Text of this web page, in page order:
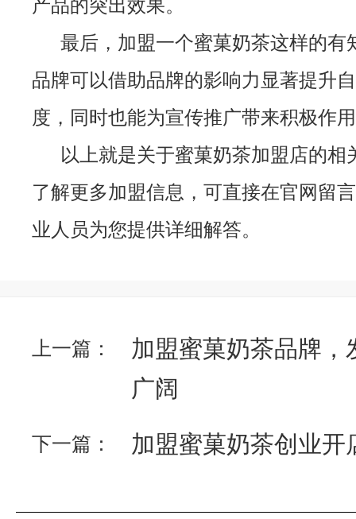
产品的突出效果。
最后，加盟一个蜜菓奶茶这样的有
品牌可以借助品牌的影响力显著提升
度，同时也能为宣传推广带来积极作
以上就是关于蜜菓奶茶加盟店的相
了解更多加盟信息，可直接在官网留
业人员为您提供详细解答。
上一篇：
加盟蜜菓奶茶品牌，
广阔
下一篇： 加盟蜜菓奶茶创业开